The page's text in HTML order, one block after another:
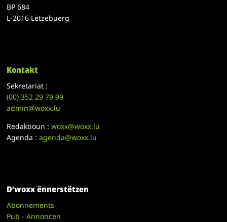
BP 684
L-2016 Lëtzebuerg
Kontakt
Sekretariat :
(00)352 29 79 99
admin@woxx.lu
Redaktioun :woxx@woxx.lu
Agenda :agenda@woxx.lu
D’woxx ënnerstëtzen
Abonnements
Pub - Annoncen